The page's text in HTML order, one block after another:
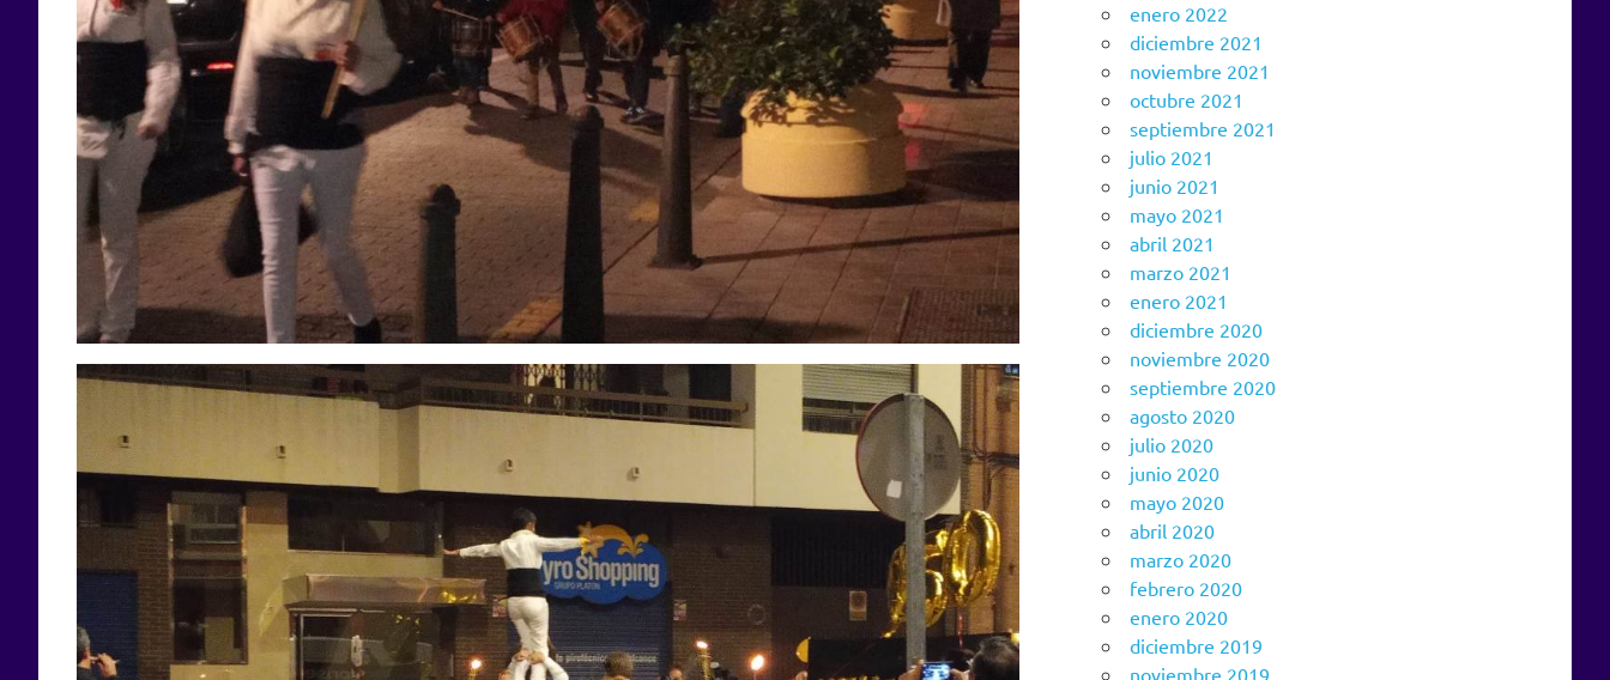
enero 2022
diciembre 2021
noviembre 2021
octubre 2021
septiembre 2021
julio 2021
junio 2021
mayo 2021
abril 2021
marzo 2021
enero 2021
diciembre 2020
noviembre 2020
septiembre 2020
agosto 2020
julio 2020
junio 2020
mayo 2020
abril 2020
marzo 2020
febrero 2020
enero 2020
diciembre 2019
noviembre 2019